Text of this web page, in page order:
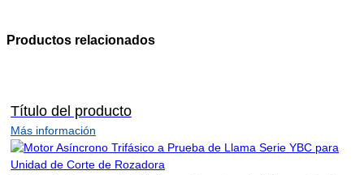
Productos relacionados
Título del producto
Más información